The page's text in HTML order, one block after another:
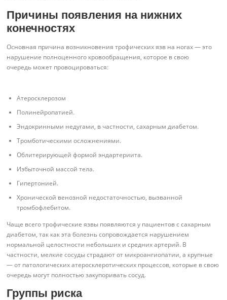
Причины появления на нижних
конечностях
Основная причина возникновения трофических язв на ногах — это
нарушение полноценного кровообращения, которое в свою
очередь может провоцироваться:
Атеросклерозом
Полинейропатией.
Эндокринными недугами, в частности, сахарным диабетом.
Тромботическими осложнениями.
Облитерирующей формой эндартериита.
Избыточной массой тела.
Гипертонией.
Хронической венозной недостаточностью, вызванной
тромбофлебитом.
Чаще всего трофические язвы появляются у пациентов с сахарным
диабетом, так как эта болезнь сопровождается нарушением
нормальной целостности небольших и средних артерий. В
частности, мелкие сосуды страдают от микроангиопатии, а крупные
— от патологических атеросклеротических процессов, которые в свою
очередь могут полностью закупоривать сосуд.
Группы риска